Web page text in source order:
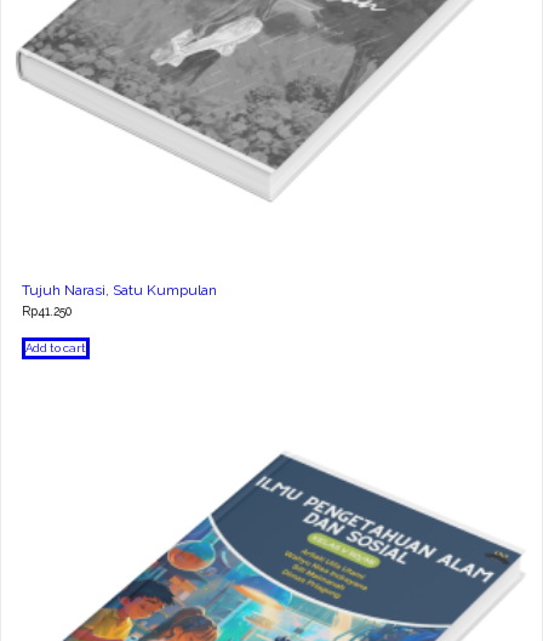
Tujuh Narasi, Satu Kumpulan
Rp41.250
Add to cart